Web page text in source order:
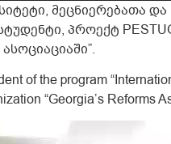
მეცნიერებათა
პროექტ
of the program
“Georgia’s Reforms